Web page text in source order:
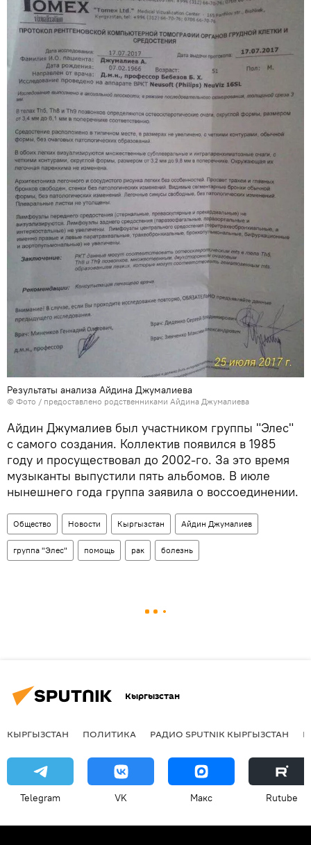
Результаты анализа Айдина Джумалиева
© Фото / предоставлено родственниками Айдина Джумалиева
Айдин Джумалиев был участником группы "Элес"
с самого создания. Коллектив появился в 1985
году и просуществовал до 2002-го. За это время
музыканты выпустили пять альбомов. В июле
нынешнего года группа заявила о воссоединении.
Общество Новости Кыргызстан Айдин Джумалиев
группа "Элес" помощь рак болезнь
Кыргызстан
КЫРГЫЗСТАН ПОЛИТИКА РАДИО SPUTNIK КЫРГЫЗСТАН
Telegram VK Макс Rutube